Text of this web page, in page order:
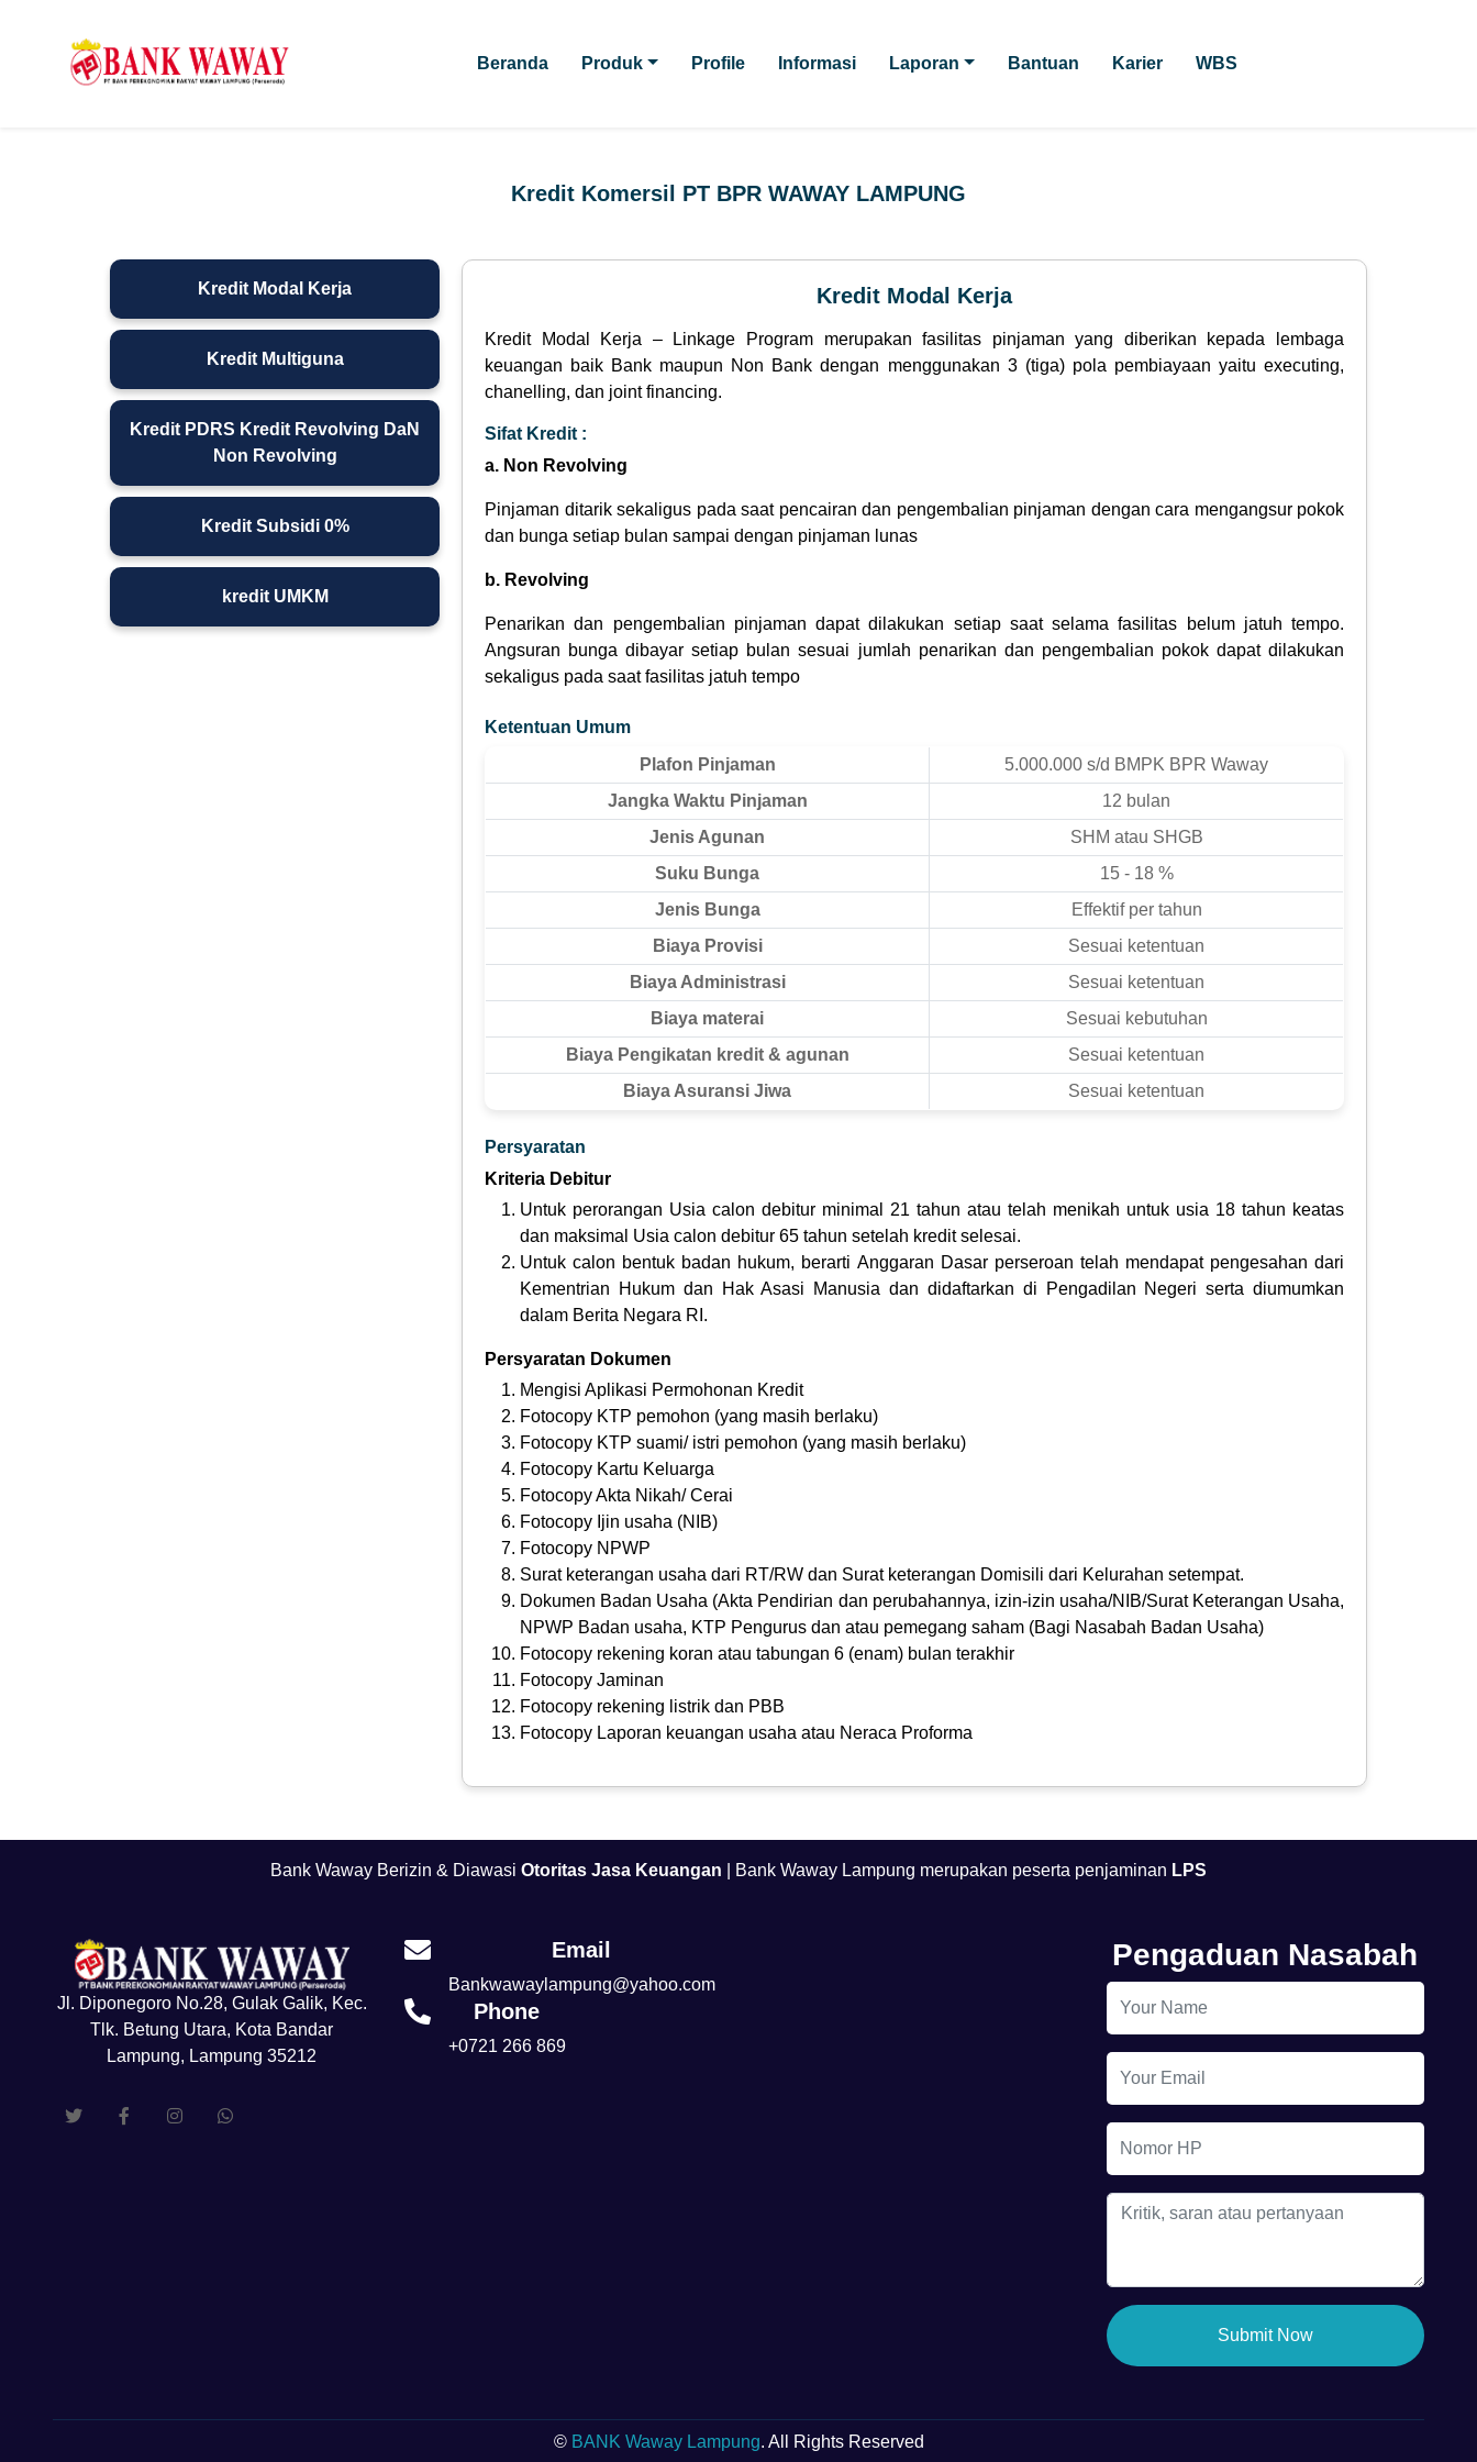
Beranda Produk Profile Informasi Laporan Bantuan Karier WBS
Kredit Komersil PT BPR WAWAY LAMPUNG
Kredit Modal Kerja
Kredit Multiguna
Kredit PDRS Kredit Revolving DaN
Non Revolving
Kredit Subsidi 0%
kredit UMKM
Kredit Modal Kerja
Kredit Modal Kerja – Linkage Program merupakan fasilitas pinjaman yang diberikan kepada lembaga
keuangan baik Bank maupun Non Bank dengan menggunakan 3 (tiga) pola pembiayaan yaitu executing,
chanelling, dan joint financing.
Sifat Kredit :
a. Non Revolving
Pinjaman ditarik sekaligus pada saat pencairan dan pengembalian pinjaman dengan cara mengangsur pokok
dan bunga setiap bulan sampai dengan pinjaman lunas
b. Revolving
Penarikan dan pengembalian pinjaman dapat dilakukan setiap saat selama fasilitas belum jatuh tempo.
Angsuran bunga dibayar setiap bulan sesuai jumlah penarikan dan pengembalian pokok dapat dilakukan
sekaligus pada saat fasilitas jatuh tempo
Ketentuan Umum
Plafon Pinjaman
5.000.000 s/d BMPK BPR Waway
Jangka Waktu Pinjaman
12 bulan
Jenis Agunan
SHM atau SHGB
Suku Bunga
15 - 18 %
Jenis Bunga
Effektif per tahun
Biaya Provisi
Sesuai ketentuan
Biaya Administrasi
Sesuai ketentuan
Biaya materai
Sesuai kebutuhan
Biaya Pengikatan kredit & agunan
Sesuai ketentuan
Biaya Asuransi Jiwa
Sesuai ketentuan
Persyaratan
Kriteria Debitur
Untuk perorangan Usia calon debitur minimal 21 tahun atau telah menikah untuk usia 18 tahun keatas
dan maksimal Usia calon debitur 65 tahun setelah kredit selesai.
Untuk calon bentuk badan hukum, berarti Anggaran Dasar perseroan telah mendapat pengesahan dari
Kementrian Hukum dan Hak Asasi Manusia dan didaftarkan di Pengadilan Negeri serta diumumkan
dalam Berita Negara RI.
Persyaratan Dokumen
Mengisi Aplikasi Permohonan Kredit
Fotocopy KTP pemohon (yang masih berlaku)
Fotocopy KTP suami/ istri pemohon (yang masih berlaku)
Fotocopy Kartu Keluarga
Fotocopy Akta Nikah/ Cerai
Fotocopy Ijin usaha (NIB)
Fotocopy NPWP
Surat keterangan usaha dari RT/RW dan Surat keterangan Domisili dari Kelurahan setempat.
Dokumen Badan Usaha (Akta Pendirian dan perubahannya, izin-izin usaha/NIB/Surat Keterangan Usaha,
NPWP Badan usaha, KTP Pengurus dan atau pemegang saham (Bagi Nasabah Badan Usaha)
Fotocopy rekening koran atau tabungan 6 (enam) bulan terakhir
Fotocopy Jaminan
Fotocopy rekening listrik dan PBB
Fotocopy Laporan keuangan usaha atau Neraca Proforma
Bank Waway Berizin & Diawasi Otoritas Jasa Keuangan | Bank Waway Lampung merupakan peserta penjaminan LPS
Jl. Diponegoro No.28, Gulak Galik, Kec.
Tlk. Betung Utara, Kota Bandar
Lampung, Lampung 35212
Email
Bankwawaylampung@yahoo.com
Phone
+0721 266 869
Pengaduan Nasabah
Submit Now
© BANK Waway Lampung. All Rights Reserved